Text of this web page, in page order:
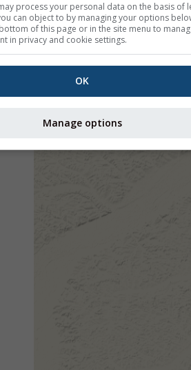
process your personal data on the basis of
can object to by managing your options
of this page or in the site menu to
in privacy and cookie settings.
OK
Manage options